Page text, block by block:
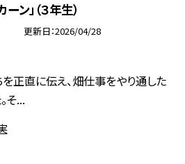
ン」（３年生）
更新日 2026/04/28
正直に伝え、畑仕事をやり通した
そ...